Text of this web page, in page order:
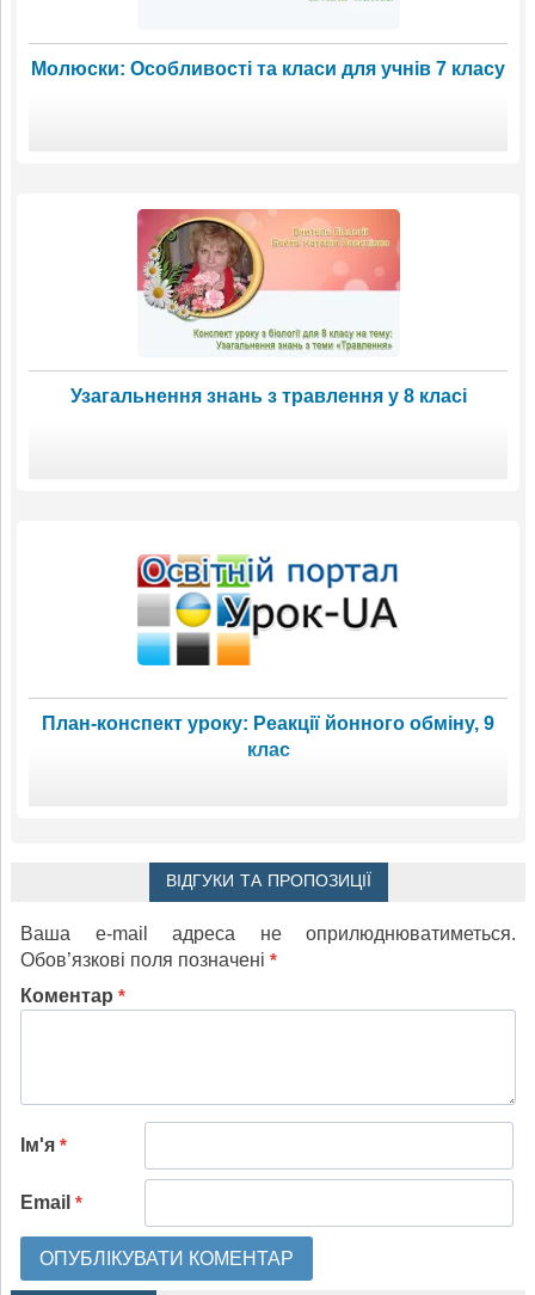
Молюски: Особливості та класи для учнів 7 класу
Узагальнення знань з травлення у 8 класі
План-конспект уроку: Реакції йонного обміну, 9
клас
ВІДГУКИ ТА ПРОПОЗИЦІЇ
Ваша e-mail адреса не оприлюднюватиметься.
Обов’язкові поля позначені *
Коментар *
Ім'я *
Email *